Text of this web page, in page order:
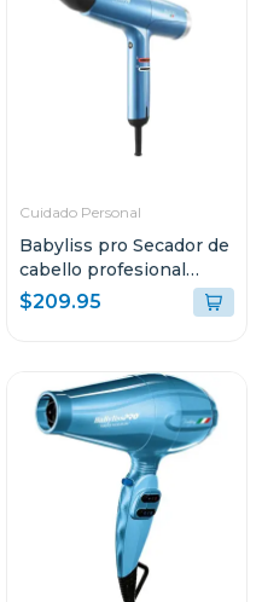
Cuidado Personal
Babyliss pro Secador de
cabello profesional
italiano nano titanium
de alta velocidad falcon
$209.95